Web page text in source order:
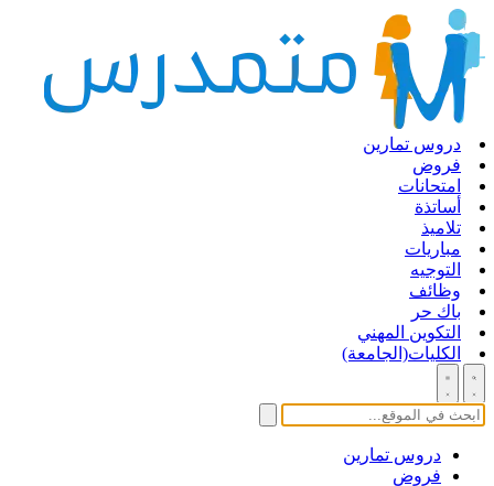
دروس تمارين
فروض
امتحانات
أساتذة
تلاميذ
مباريات
التوجيه
وظائف
باك حر
التكوين المهني
الكليات(الجامعة)
دروس تمارين
فروض